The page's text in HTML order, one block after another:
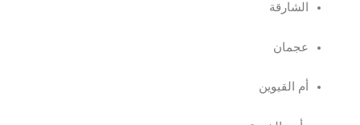
الشارقة
عجمان
أم القيوين